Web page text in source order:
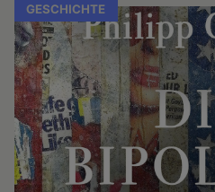
GESCHICHTE